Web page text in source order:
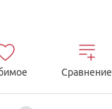
Сравнение